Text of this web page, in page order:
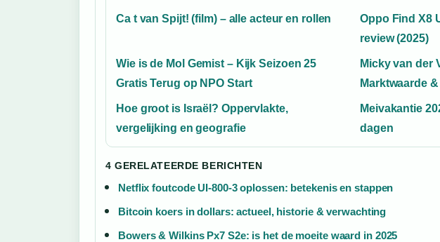
Ca t van Spijt! (film) – alle acteur en rollen
Oppo Find X8
review (2025)
Wie is de Mol Gemist – Kijk Seizoen 25
Gratis Terug op NPO Start
Micky van der
Marktwaarde
Hoe groot is Israël? Oppervlakte,
vergelijking en geografie
Meivakantie
dagen
4 GERELATEERDE BERICHTEN
Netflix foutcode UI-800-3 oplossen: betekenis en stappen
Bitcoin koers in dollars: actueel, historie & verwachting
Bowers & Wilkins Px7 S2e: is het de moeite waard in 2025